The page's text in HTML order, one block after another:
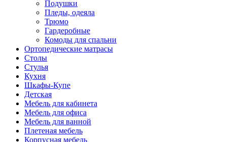
Подушки
Пледы, одеяла
Трюмо
Гардеробные
Комоды для спальни
Ортопедические матрасы
Столы
Стулья
Кухня
Шкафы-Купе
Детская
Мебель для кабинета
Мебель для офиса
Мебель для ванной
Плетеная мебель
Корпусная мебель